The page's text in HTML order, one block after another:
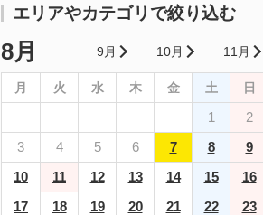
エリアやカテゴリで絞り込む
8月 9月 10月 11月
月 火 水 木 金 土 日
1
2
3
4 5 6 7 8
9
10
11 12 13 14 15
16
17
18 19 20 21 22
23